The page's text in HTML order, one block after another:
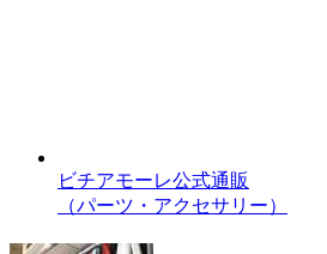
ビチアモーレ公式通販
（パーツ・アクセサリー）